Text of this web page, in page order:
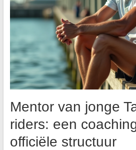
Mentor van jonge
riders: een
officiële structuur